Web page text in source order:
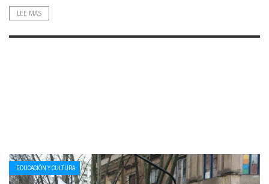
LEE MAS
EDUCACIÓN Y CULTURA